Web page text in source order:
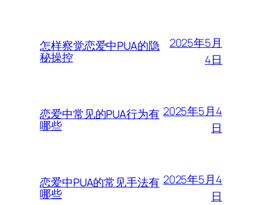
怎样察觉恋爱中PUA的隐
秘操控
2025年5月
4日
恋爱中常见的PUA行为有
哪些
2025年5月4
日
恋爱中PUA的常见手法有
哪些
2025年5月4
日